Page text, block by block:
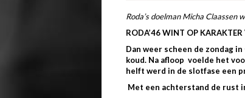
Roda’s doelman Micha Claassen
RODA’46 WINT OP
Dan weer scheen de zondag
koud. Na afloop voelde het
helft werd in de slotfase een
Met een achterstand de rust